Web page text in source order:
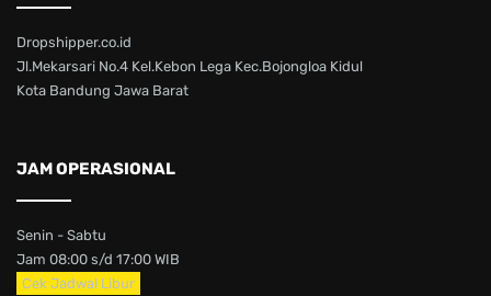
Dropshipper.co.id
Jl.Mekarsari No.4 Kel.Kebon Lega Kec.Bojongloa Kidul
Kota Bandung Jawa Barat
JAM OPERASIONAL
Senin - Sabtu
Jam 08:00 s/d 17:00 WIB
Cek Jadwal Libur